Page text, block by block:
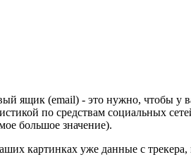
ящик (email) - это нужно, чтобы у
по средствам социальных
большое значение).
картинках уже данные с